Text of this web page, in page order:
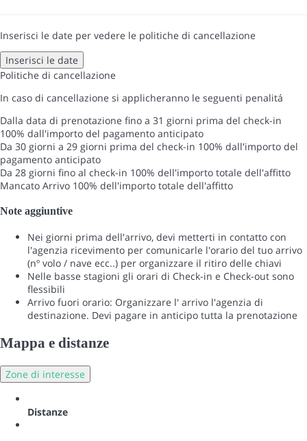
Inserisci le date per vedere le politiche di cancellazione
Inserisci le date
Politiche di cancellazione
In caso di cancellazione si applicheranno le seguenti penalitá
Dalla data di prenotazione fino a 31 giorni prima del check-in
100% dall'importo del pagamento anticipato
Da 30 giorni a 29 giorni prima del check-in 100% dall'importo del
pagamento anticipato
Da 28 giorni fino al check-in 100% dell'importo totale dell'affitto
Mancato Arrivo 100% dell'importo totale dell'affitto
Note aggiuntive
Nei giorni prima dell'arrivo, devi metterti in contatto con
l'agenzia ricevimento per comunicarle l'orario del tuo arrivo
(nº volo / nave ecc..) per organizzare il ritiro delle chiavi
Nelle basse stagioni gli orari di Check-in e Check-out sono
flessibili
Arrivo fuori orario: Organizzare l' arrivo l'agenzia di
destinazione. Devi pagare in anticipo tutta la prenotazione
Mappa e distanze
Zone di interesse
Distanze